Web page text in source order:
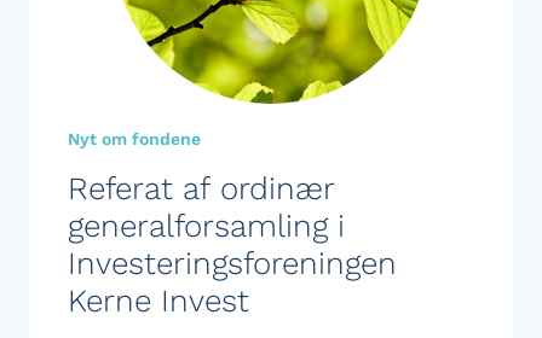
Nyt om fondene
Referat af ordinær
generalforsamling i
Investeringsforeningen
Kerne Invest